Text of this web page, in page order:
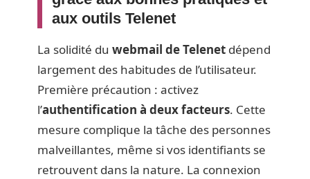
aux outils Telenet
La solidité du webmail de Telenet dépend
largement des habitudes de l’utilisateur.
Première précaution : activez
l’authentification à deux facteurs. Cette
mesure complique la tâche des personnes
malveillantes, même si vos identifiants se
retrouvent dans la nature. La connexion